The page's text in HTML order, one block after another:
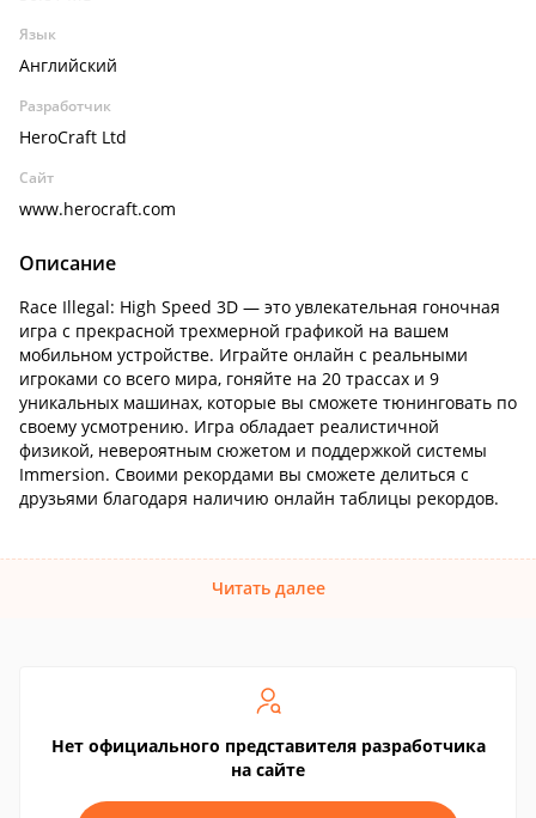
Язык
Английский
Разработчик
HeroCraft Ltd
Сайт
www.herocraft.com
Описание
Race Illegal: High Speed 3D — это увлекательная гоночная
игра с прекрасной трехмерной графикой на вашем
мобильном устройстве. Играйте онлайн с реальными
игроками со всего мира, гоняйте на 20 трассах и 9
уникальных машинах, которые вы сможете тюнинговать по
своему усмотрению. Игра обладает реалистичной
физикой, невероятным сюжетом и поддержкой системы
Immersion. Своими рекордами вы сможете делиться с
друзьями благодаря наличию онлайн таблицы рекордов.
Читать далее
Нет официального представителя разработчика
на сайте